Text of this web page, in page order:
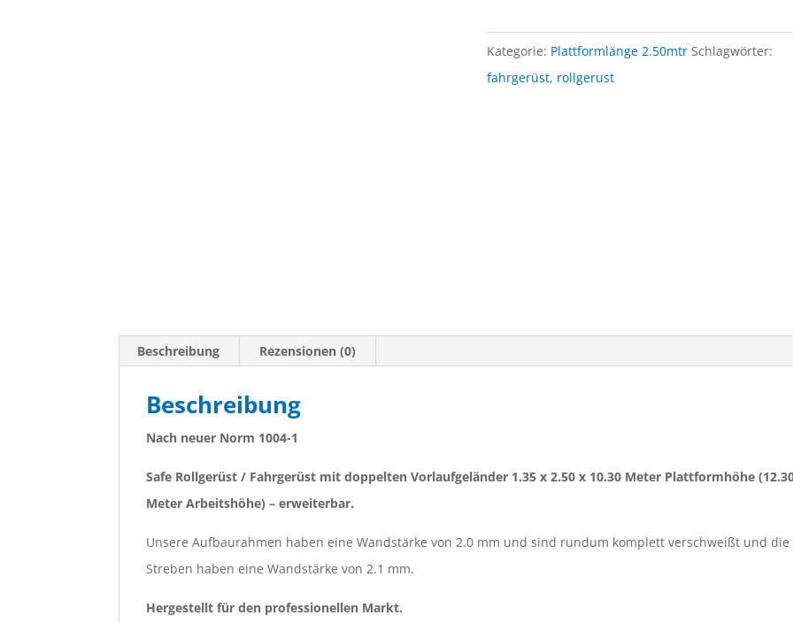
Kategorie: Plattformlänge 2.50mtr Schlagwörter:
fahrgerüst, rollgerust
Beschreibung Rezensionen (0)
Beschreibung
Nach neuer Norm 1004-1
Safe Rollgerüst / Fahrgerüst mit doppelten Vorlaufgeländer 1.35 x 2.50 x 10.30 Meter Plattformhöhe
Meter Arbeitshöhe) – erweiterbar.
Unsere Aufbaurahmen haben eine Wandstärke von 2.0 mm und sind rundum komplett verschweißt und die
Streben haben eine Wandstärke von 2.1 mm.
Hergestellt für den professionellen Markt.